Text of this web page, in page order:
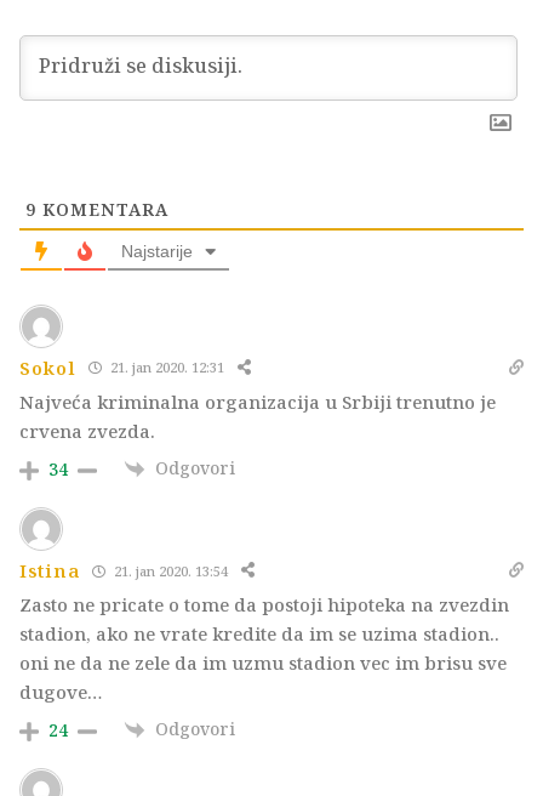
9 KOMENTARA
Najstarije
Sokol 21. jan 2020. 12:31
Najveća kriminalna organizacija u Srbiji trenutno je
crvena zvezda.
34 Odgovori
Istina 21. jan 2020. 13:54
Zasto ne pricate o tome da postoji hipoteka na zvezdin
stadion, ako ne vrate kredite da im se uzima stadion..
oni ne da ne zele da im uzmu stadion vec im brisu sve
dugove…
24 Odgovori